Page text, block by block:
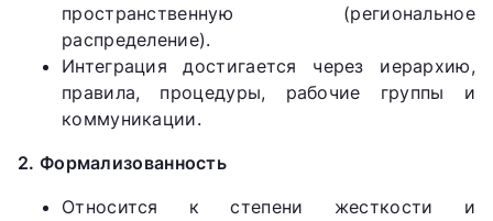
пространственную (региональное
распределение).
Интеграция достигается через иерархию,
правила, процедуры, рабочие группы и
коммуникации.
2. Формализованность
Относится к степени жесткости и